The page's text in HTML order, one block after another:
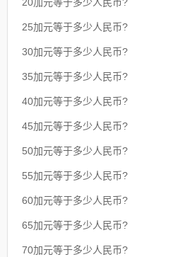
20加元等于多少人民币?
25加元等于多少人民币?
30加元等于多少人民币?
35加元等于多少人民币?
40加元等于多少人民币?
45加元等于多少人民币?
50加元等于多少人民币?
55加元等于多少人民币?
60加元等于多少人民币?
65加元等于多少人民币?
70加元等于多少人民币?